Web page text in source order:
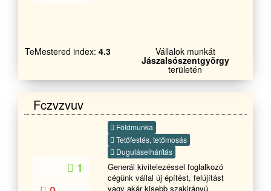
bontások.stb. Vállalunk mindenféle
kőműves munkáltot.pl.
Vakolás,betonozás ,falazás
,térkövezés,kerítés
árajánlat. Tel Hívjon bizalommal!
TeMestered index: 4.3 Vállalok munkát
Jászalsószentgyörgy
területén
Fczvzvuv
1
Földmunka
Tetőfestés, tetőmosás
Duguláselhárítás
Generál kivitelezéssel foglalkozó
cégünk vállal új építést, felújítást
vagy akár kisebb szakirányú